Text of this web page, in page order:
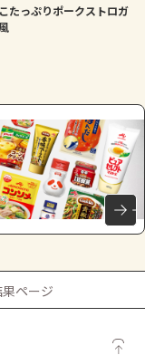
たっぷりポークストロガ
ページ